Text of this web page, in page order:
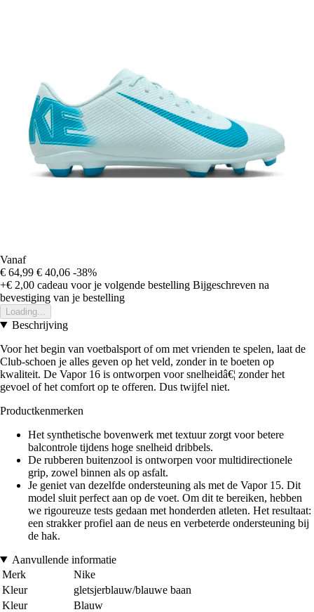
Vanaf
€ 64,99 € 40,06 -38%
+€ 2,00 cadeau voor je volgende bestelling Bijgeschreven na
bevestiging van je bestelling
Loading...
Beschrijving
Voor het begin van voetbalsport of om met vrienden te spelen, laat de
Club-schoen je alles geven op het veld, zonder in te boeten op
kwaliteit. De Vapor 16 is ontworpen voor snelheidâ€¦ zonder het
gevoel of het comfort op te offeren. Dus twijfel niet.
Productkenmerken
Het synthetische bovenwerk met textuur zorgt voor betere
balcontrole tijdens hoge snelheid dribbels.
De rubberen buitenzool is ontworpen voor multidirectionele
grip, zowel binnen als op asfalt.
Je geniet van dezelfde ondersteuning als met de Vapor 15. Dit
model sluit perfect aan op de voet. Om dit te bereiken, hebben
we rigoureuze tests gedaan met honderden atleten. Het resultaat:
een strakker profiel aan de neus en verbeterde ondersteuning bij
de hak.
Aanvullende informatie
Merk
Nike
Kleur
gletsjerblauw/blauwe baan
Kleur
Blauw